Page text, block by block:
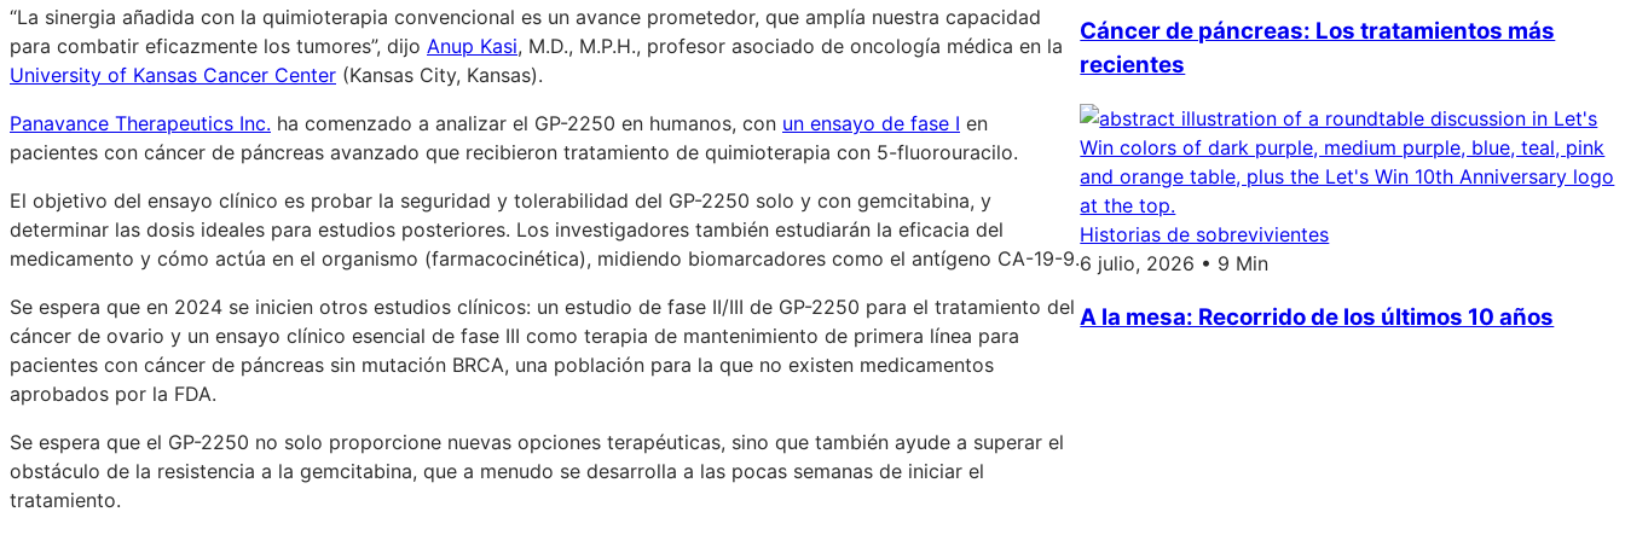
“La sinergia añadida con la quimioterapia convencional es un avance prometedor, que amplía nuestra capacidad
para combatir eficazmente los tumores”, dijo Anup Kasi, M.D., M.P.H., profesor asociado de oncología médica en la
University of Kansas Cancer Center (Kansas City, Kansas).
Panavance Therapeutics Inc. ha comenzado a analizar el GP-2250 en humanos, con un ensayo de fase I en
pacientes con cáncer de páncreas avanzado que recibieron tratamiento de quimioterapia con 5-fluorouracilo.
El objetivo del ensayo clínico es probar la seguridad y tolerabilidad del GP-2250 solo y con gemcitabina, y
determinar las dosis ideales para estudios posteriores. Los investigadores también estudiarán la eficacia del
medicamento y cómo actúa en el organismo (farmacocinética), midiendo biomarcadores como el antígeno CA-19-9.
Se espera que en 2024 se inicien otros estudios clínicos: un estudio de fase II/III de GP-2250 para el tratamiento del
cáncer de ovario y un ensayo clínico esencial de fase III como terapia de mantenimiento de primera línea para
pacientes con cáncer de páncreas sin mutación BRCA, una población para la que no existen medicamentos
aprobados por la FDA.
Se espera que el GP-2250 no solo proporcione nuevas opciones terapéuticas, sino que también ayude a superar el
obstáculo de la resistencia a la gemcitabina, que a menudo se desarrolla a las pocas semanas de iniciar el
tratamiento.
Cáncer de páncreas: Los tratamientos más
recientes
Historias de sobrevivientes
6 julio, 2026 • 9 Min
A la mesa: Recorrido de los últimos 10 años